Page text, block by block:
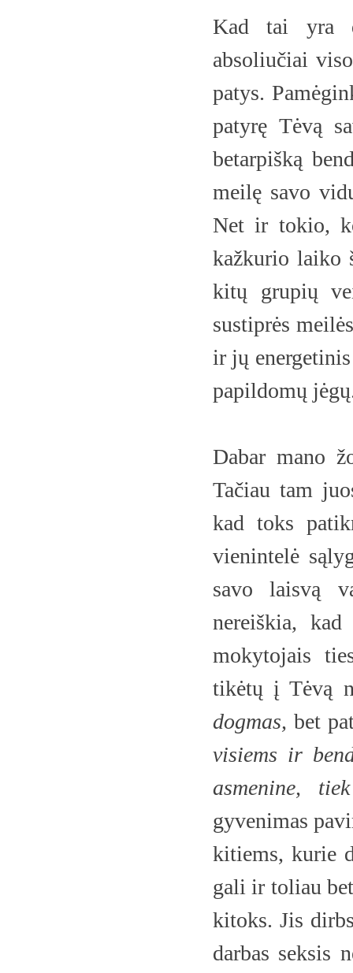
Kad tai yra
absoliučiai
patys.
patyrę Tėvą
betarpišką
meilę savo
Net ir tokio,
kažkurio laiko
kitų grupių
sustiprės
ir jų
papildomų
Dabar mano
Tačiau tam
kad toks
vienintelė
savo laisvą
nereiškia,
mokytojais
tikėtų į Tėvą
dogmas, bet
visiems ir
asmenine,
gyvenimas
kitiems, kurie
gali ir toliau
kitoks. Jis
darbas seksis